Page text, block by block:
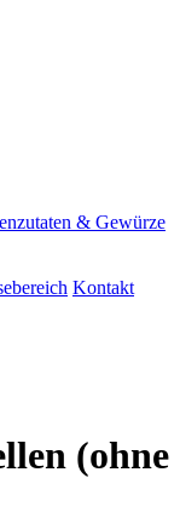
& Gewürze
Kontakt
(ohne